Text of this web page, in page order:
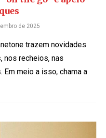
de 2025
trazem novidades
nos recheios, nas
Em meio a isso, chama a